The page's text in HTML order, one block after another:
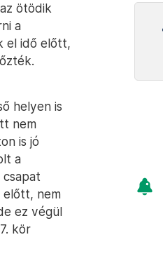
ötödik
a
el idő előtt,
helyen is
nem
is jó
a
előtt, nem
ez végül
kör